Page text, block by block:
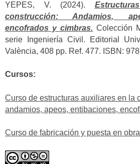
YEPES, V. (2024).
construcción: Andamios,
encofrados y cimbras. Colección
serie Ingeniería Civil. Editorial
València, 408 pp. Ref. 477. ISBN:
Cursos:
Curso de estructuras auxiliares en la
andamios, apeos, entibaciones,
Curso de fabricación y puesta en